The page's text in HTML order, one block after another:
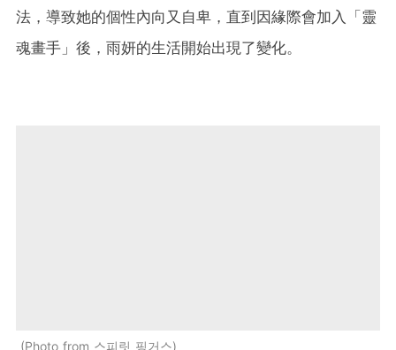
法，導致她的個性內向又自卑，直到因緣際會加入「靈
魂畫手」後，雨妍的生活開始出現了變化。
Photo from 스피릿 핑거스